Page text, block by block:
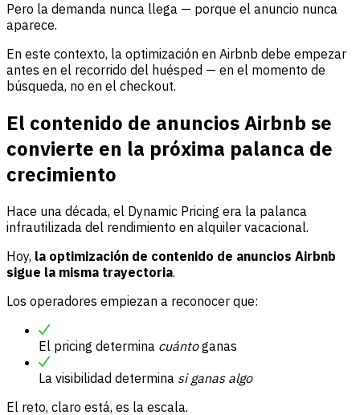
Pero la demanda nunca llega — porque el anuncio nunca
aparece.
En este contexto, la optimización en Airbnb debe empezar
antes en el recorrido del huésped — en el momento de
búsqueda, no en el checkout.
El contenido de anuncios Airbnb se
convierte en la próxima palanca de
crecimiento
Hace una década, el Dynamic Pricing era la palanca
infrautilizada del rendimiento en alquiler vacacional.
Hoy, la optimización de contenido de anuncios Airbnb
sigue la misma trayectoria.
Los operadores empiezan a reconocer que:
El pricing determina cuántoganas
La visibilidad determina si ganas algo
El reto, claro está, es la escala.